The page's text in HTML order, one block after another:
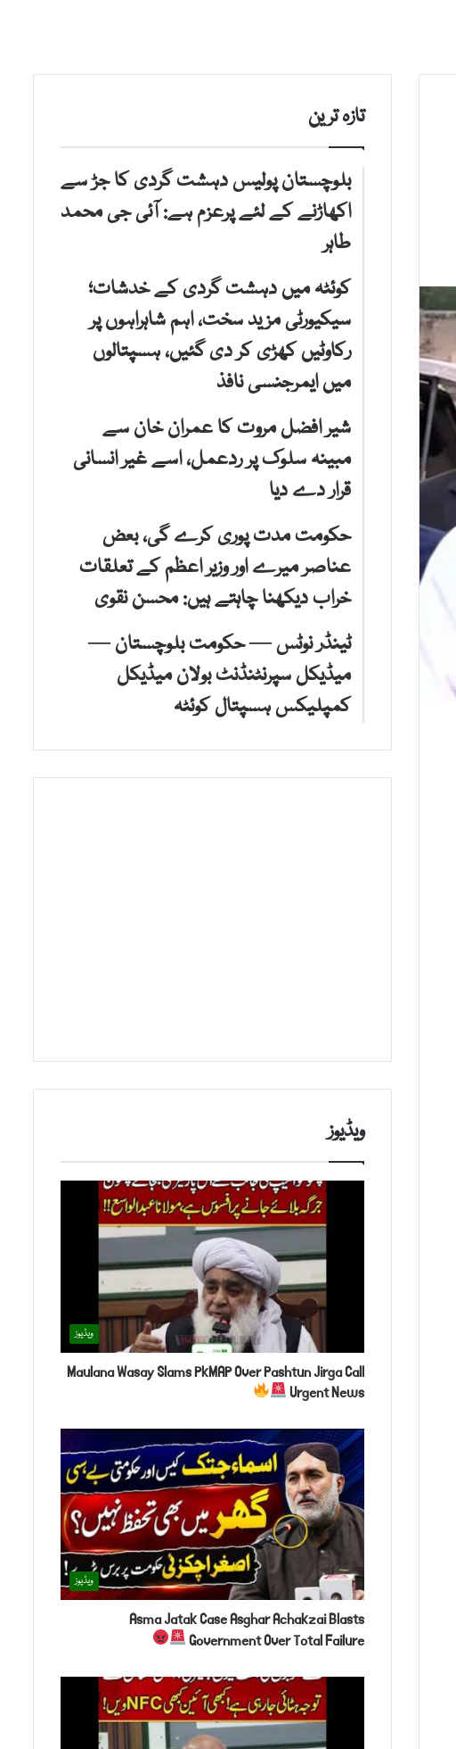
تازہ ترین
بلوچستان پولیس دہشت گردی کا جڑ سے
اکھاڑنے کے لئے پرعزم ہے: آئی جی محمد
طاہر
کوئٹہ میں دہشت گردی کے خدشات؛
سیکیورٹی مزید سخت، اہم شاہراہوں پر
رکاوٹیں کھڑی کر دی گئیں، ہسپتالوں
میں ایمرجنسی نافذ
شیر افضل مروت کا عمران خان سے
مبینہ سلوک پر ردعمل، اسے غیر انسانی
قرار دے دیا
حکومت مدت پوری کرے گی، بعض
عناصر میرے اور وزیر اعظم کے تعلقات
خراب دیکھنا چاہتے ہیں: محسن نقوی
ٹینڈر نوٹس — حکومت بلوچستان —
میڈیکل سپرنٹنڈنٹ بولان میڈیکل
کمپلیکس ہسپتال کوئٹہ
ویڈیوز
ویڈیوز
Maulana Wasay Slams PkMAP Over Pashtun Jirga Call
Urgent News
ویڈیوز
Asma Jatak Case Asghar Achakzai Blasts
Government Over Total Failure